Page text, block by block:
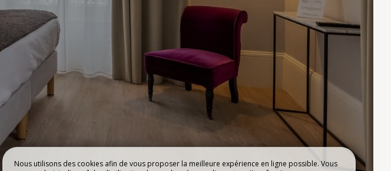
Nous utilisons des cookies afin de vous proposer la meilleure expérience en ligne possible. Vous